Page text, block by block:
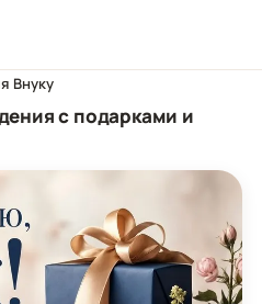
Внуку
с подарками и